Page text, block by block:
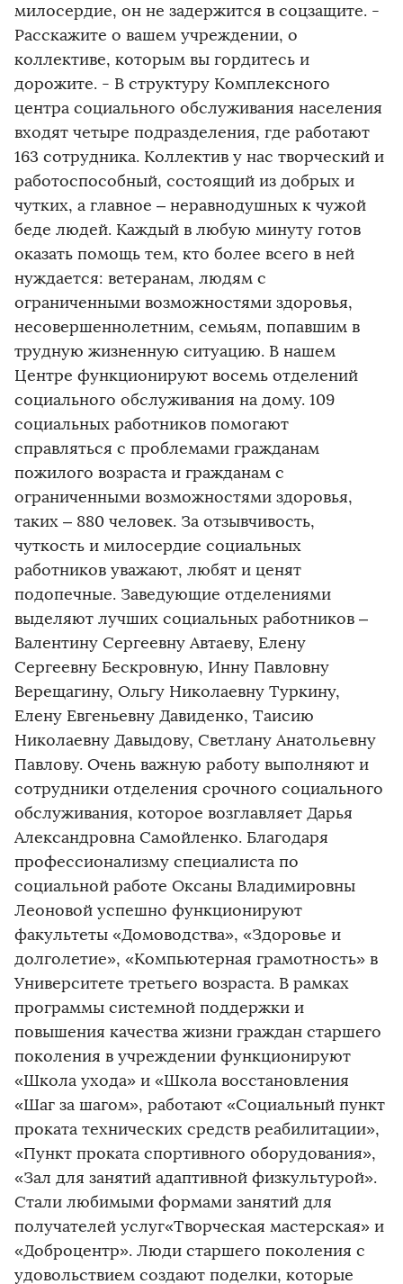
милосердие, он не задержится в соцзащите. -
Расскажите о вашем учреждении, о
коллективе, которым вы гордитесь и
дорожите. - В структуру Комплексного
центра социального обслуживания населения
входят четыре подразделения, где работают
163 сотрудника. Коллектив у нас творческий и
работоспособный, состоящий из добрых и
чутких, а главное – неравнодушных к чужой
беде людей. Каждый в любую минуту готов
оказать помощь тем, кто более всего в ней
нуждается: ветеранам, людям с
ограниченными возможностями здоровья,
несовершеннолетним, семьям, попавшим в
трудную жизненную ситуацию. В нашем
Центре функционируют восемь отделений
социального обслуживания на дому. 109
социальных работников помогают
справляться с проблемами гражданам
пожилого возраста и гражданам с
ограниченными возможностями здоровья,
таких – 880 человек. За отзывчивость,
чуткость и милосердие социальных
работников уважают, любят и ценят
подопечные. Заведующие отделениями
выделяют лучших социальных работников –
Валентину Сергеевну Автаеву, Елену
Сергеевну Бескровную, Инну Павловну
Верещагину, Ольгу Николаевну Туркину,
Елену Евгеньевну Давиденко, Таисию
Николаевну Давыдову, Светлану Анатольевну
Павлову. Очень важную работу выполняют и
сотрудники отделения срочного социального
обслуживания, которое возглавляет Дарья
Александровна Самойленко. Благодаря
профессионализму специалиста по
социальной работе Оксаны Владимировны
Леоновой успешно функционируют
факультеты «Домоводства», «Здоровье и
долголетие», «Компьютерная грамотность» в
Университете третьего возраста. В рамках
программы системной поддержки и
повышения качества жизни граждан старшего
поколения в учреждении функционируют
«Школа ухода» и «Школа восстановления
«Шаг за шагом», работают «Социальный пункт
проката технических средств реабилитации»,
«Пункт проката спортивного оборудования»,
«Зал для занятий адаптивной физкультурой».
Стали любимыми формами занятий для
получателей услуг«Творческая мастерская» и
«Доброцентр». Люди старшего поколения с
удовольствием создают поделки, которые